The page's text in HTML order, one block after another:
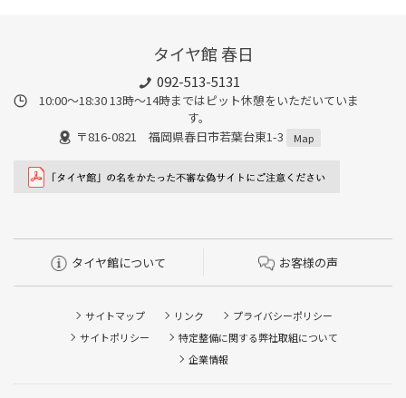
タイヤ館 春日
092-513-5131
10:00～18:30 13時〜14時まではピット休憩をいただいていま
す。
〒816-0821 福岡県春日市若葉台東1-3
Map
タイヤ館について お客様の声
サイトマップ リンク
プライバシーポリシー
サイトポリシー
特定整備に関する弊社取組について
企業情報